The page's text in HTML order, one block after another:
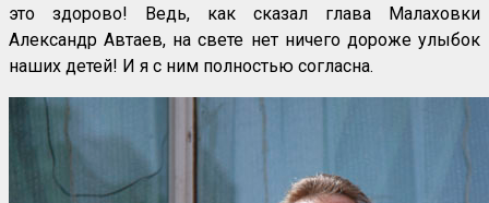
это здорово! Ведь, как сказал глава Малаховки
Александр Автаев, на свете нет ничего дороже улыбок
наших детей! И я с ним полностью согласна.